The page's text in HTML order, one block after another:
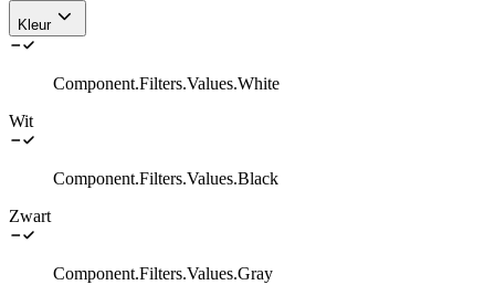
Kleur
Component.Filters.Values.White
Wit
Component.Filters.Values.Black
Zwart
Component.Filters.Values.Gray